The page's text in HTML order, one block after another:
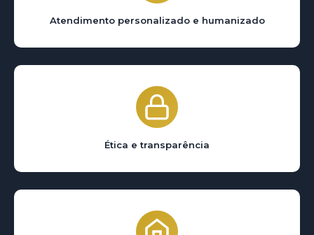
Atendimento personalizado e humanizado
Ética e transparência